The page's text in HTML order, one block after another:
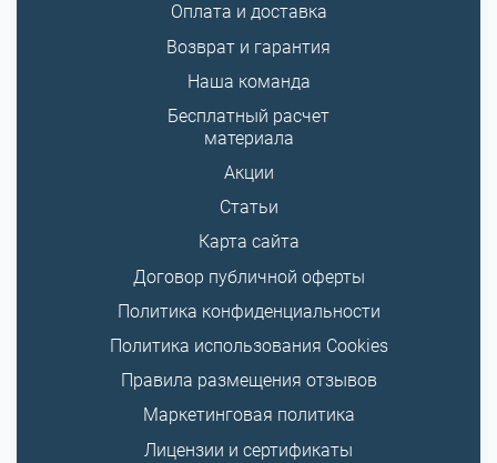
Оплата и доставка
Возврат и гарантия
Наша команда
Бесплатный расчет
материала
Акции
Статьи
Карта сайта
Договор публичной оферты
Политика конфиденциальности
Политика использования Cookies
Правила размещения отзывов
Маркетинговая политика
Лицензии и сертификаты